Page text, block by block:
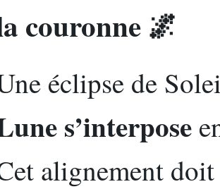
couronne 🌌
éclipse de
s’interpose
alignement